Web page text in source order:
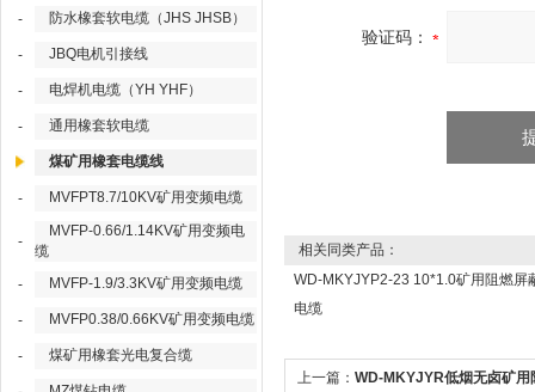
- 防水橡套软电缆（JHS JHSB）
- JBQ电机引接线
- 电焊机电缆（YH YHF）
- 通用橡套软电缆
煤矿用橡套电缆线
- MVFPT8.7/10KV矿用变频电缆
-
MVFP-0.66/1.14KV矿用变频电
缆
-
MVFP-1.9/3.3KV矿用变频电缆
- MVFP0.38/0.66KV矿用变频电缆
- 煤矿用橡套光电复合缆
验证码：
相关同类产品：
WD-MKYJYP2-23 10*1.0矿用阻燃屏
电缆
上一篇： WD-MKYJYR低烟无卤矿用